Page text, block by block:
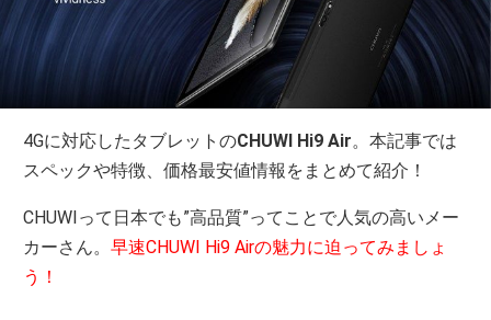
4Gに対応したタブレットのCHUWI Hi9 Air。本記事では
スペックや特徴、価格最安値情報をまとめて紹介！
CHUWIって日本でも”高品質”ってことで人気の高いメー
カーさん。早速CHUWI Hi9 Airの魅力に迫ってみましょ
う！